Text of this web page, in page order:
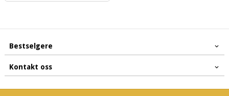
Bestselgere
Kontakt oss